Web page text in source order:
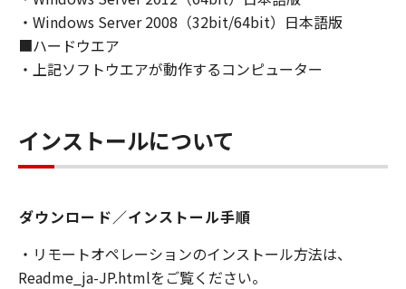
に「許諾ソフトウェア」を使用させることはで
きません。
(2)お客様は、「許諾ソフトウェア」の全部また
は一部を修正、改変、逆アセンブル、逆コンパ
ことはできません。また第三者にこのような行
為をさせてはなりません。
お客様は、「許諾ソフトウェア」に含まれるキ
表示を変更し、除去しもしくは削除してはなり
ません。
・Windows Server 2008（32bit/64bit）日本語版
■ハードウエア
・上記ソフトウエアが動作するコンピューター
インストールについて
ダウンロード／インストール手順
・リモートオペレーションのインストール方法は、
Readme_ja-JP.htmlをご覧ください。